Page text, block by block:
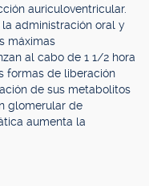
auriculoventricular.
administración oral y
máximas
al cabo de 1 1/2 hora
formas de liberación
de sus metabolitos
glomerular de
aumenta la